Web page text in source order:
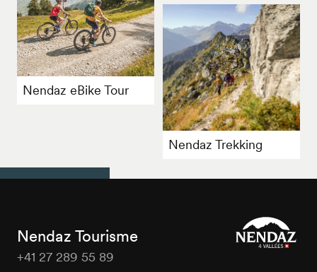
Nendaz eBike Tour
Nendaz Trekking
Nendaz Tourisme
+41 27 289 55 89